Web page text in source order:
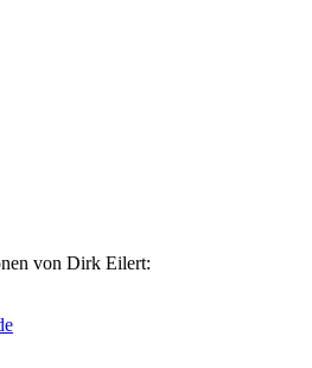
von Dirk Eilert: